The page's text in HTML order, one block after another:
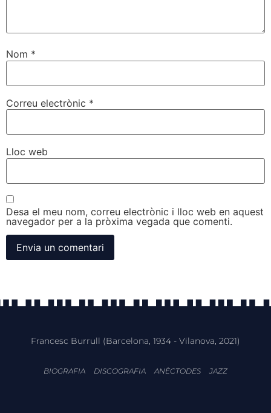
Nom *
Correu electrònic *
Lloc web
Desa el meu nom, correu electrònic i lloc web en aquest
navegador per a la pròxima vegada que comenti.
Francesc Burrull (Barcelona, 1934 - Vilanova, 2021)
BIOGRAFIA DISCOGRAFIA ANÈCTODES JAZZ